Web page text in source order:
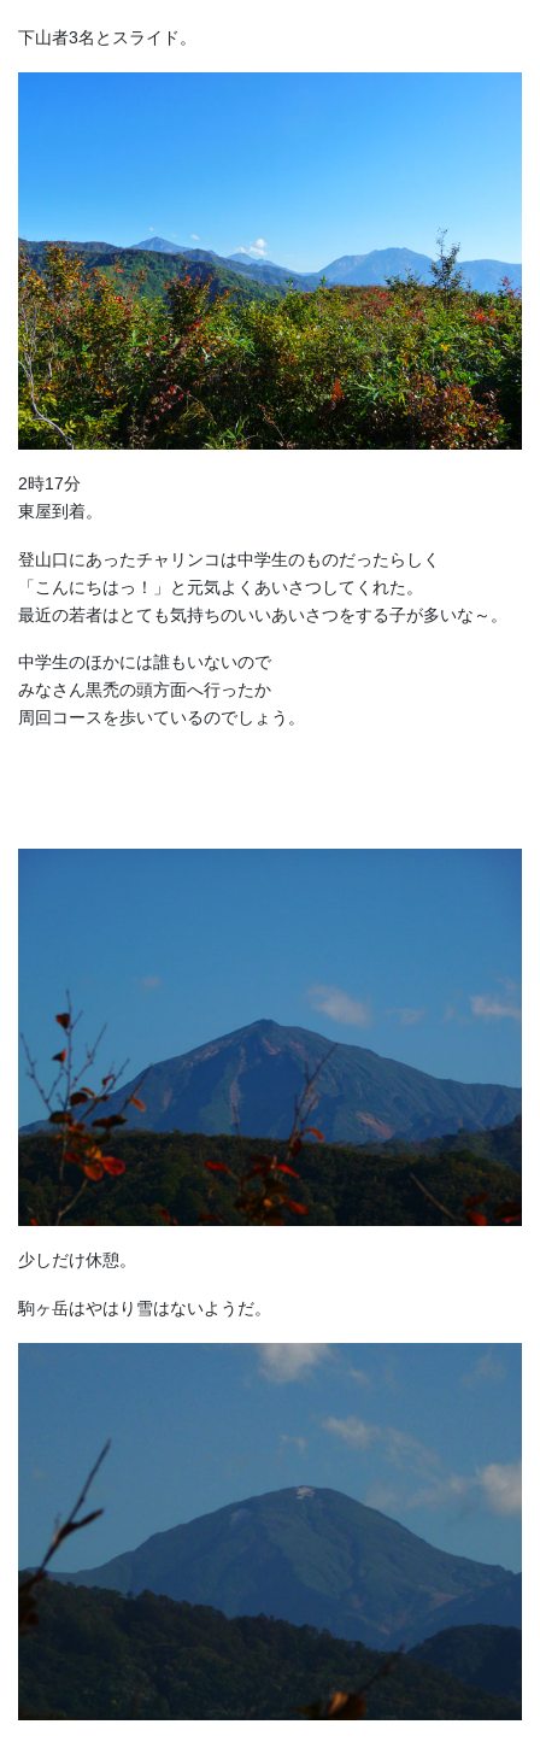
下山者3名とスライド。
2時17分
東屋到着。
登山口にあったチャリンコは中学生のものだったらしく
「こんにちはっ！」と元気よくあいさつしてくれた。
最近の若者はとても気持ちのいいあいさつをする子が多いな～。
中学生のほかには誰もいないので
みなさん黒禿の頭方面へ行ったか
周回コースを歩いているのでしょう。
少しだけ休憩。
駒ヶ岳はやはり雪はないようだ。